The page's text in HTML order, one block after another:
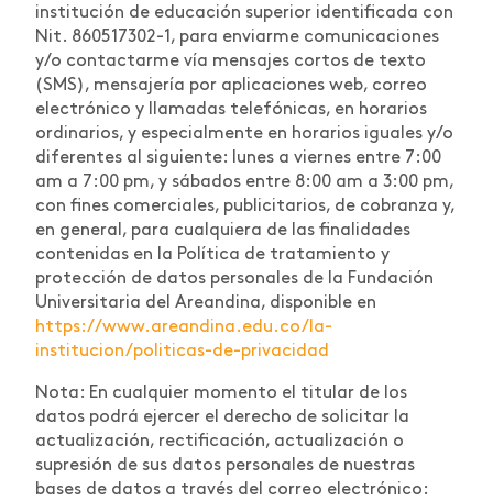
institución de educación superior identificada con
Nit. 860517302-1, para enviarme comunicaciones
y/o contactarme vía mensajes cortos de texto
(SMS), mensajería por aplicaciones web, correo
electrónico y llamadas telefónicas, en horarios
ordinarios, y especialmente en horarios iguales y/o
diferentes al siguiente: lunes a viernes entre 7:00
am a 7:00 pm, y sábados entre 8:00 am a 3:00 pm,
con fines comerciales, publicitarios, de cobranza y,
en general, para cualquiera de las finalidades
contenidas en la Política de tratamiento y
protección de datos personales de la Fundación
Universitaria del Areandina, disponible en
https://www.areandina.edu.co/la-
institucion/politicas-de-privacidad
Nota: En cualquier momento el titular de los
datos podrá ejercer el derecho de solicitar la
actualización, rectificación, actualización o
supresión de sus datos personales de nuestras
bases de datos a través del correo electrónico: